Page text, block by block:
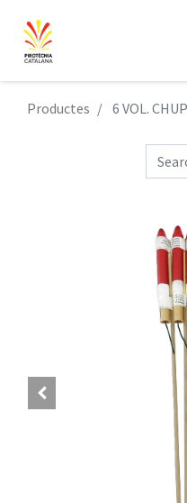
Productes 6 VOL.